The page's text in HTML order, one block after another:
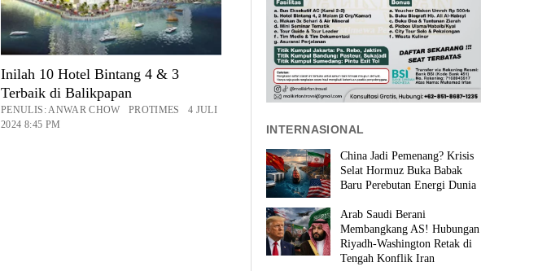
Inilah 10 Hotel Bintang 4 & 3
Terbaik di Balikpapan
PENULIS: ANWAR CHOW PROTIMES 4 JULI
2024 8:45 PM
INTERNASIONAL
China Jadi Pemenang? Krisis
Selat Hormuz Buka Babak
Baru Perebutan Energi Dunia
Arab Saudi Berani
Membangkang AS! Hubungan
Riyadh-Washington Retak di
Tengah Konflik Iran